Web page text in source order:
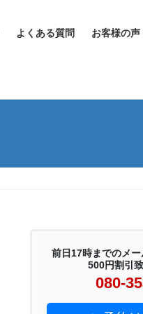
よくある質問 お客様の声
前日17時までのメ
500円割引致
080-